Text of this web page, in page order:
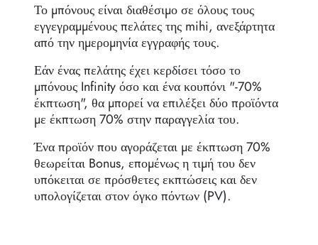
Το μπόνους είναι διαθέσιμο σε όλους τους
εγγεγραμμένους πελάτες της mihi, ανεξάρτητα
από την ημερομηνία εγγραφής τους.
Εάν ένας πελάτης έχει κερδίσει τόσο το
μπόνους Infinity όσο και ένα κουπόνι "-70%
έκπτωση", θα μπορεί να επιλέξει δύο προϊόντα
με έκπτωση 70% στην παραγγελία του.
Ένα προϊόν που αγοράζεται με έκπτωση 70%
θεωρείται Bonus, επομένως η τιμή του δεν
υπόκειται σε πρόσθετες εκπτώσεις και δεν
υπολογίζεται στον όγκο πόντων (PV).